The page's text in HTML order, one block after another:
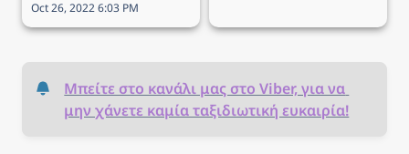
Oct 26, 2022 6:03 PM
Μπείτε στο κανάλι μας στο Viber, για να
μην χάνετε καμία ταξιδιωτική ευκαιρία!